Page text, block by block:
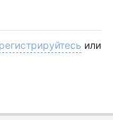
или